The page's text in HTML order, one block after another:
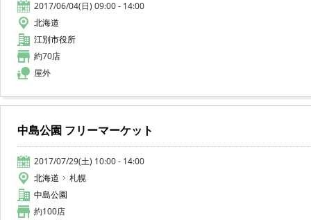
2017/06/04(日) 09:00 - 14:00
北海道
江別市役所
約70店
屋外
中島公園 フリーマーケット
2017/07/29(土) 10:00 - 14:00
北海道
札幌
中島公園
約100店